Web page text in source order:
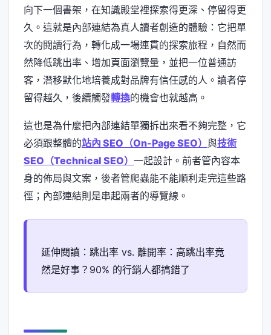
向下一個書架，在知識殿堂裡探索得更深、停留得更
久。這就是內部連結為真人讀者創造的體驗：它把單
次的閱讀行為，轉化成一場連貫的探索旅程，自然而
然降低跳出率、增加頁面瀏覽量，並把一位普通訪
客，潛移默化地培養成對品牌有信任感的人。讀者停
留得越久，後續觸發轉換的機會也就越高。
這也是為什麼把內部連結單獨拆出來看不夠完整，它
必須跟整體的站內 SEO（On-Page SEO） 與技術
SEO（Technical SEO） 一起設計。前者管內容本
身的佈局與文案，後者管爬蟲能不能順利走完這些路
徑；內部連結則是串起兩者的導覽線。
延伸閱讀：跳出率 vs. 離開率：高跳出率竟
然是好事？90% 的行銷人都搞錯了